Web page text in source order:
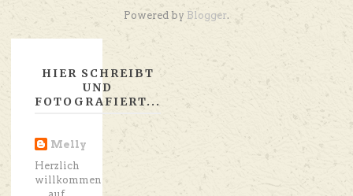
Powered by Blogger.
HIER SCHREIBT
UND
FOTOGRAFIERT...
Melly
Herzlich
willkommen
auf